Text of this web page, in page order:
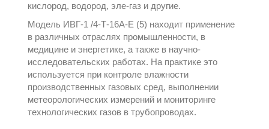
кислород, водород, эле-газ и другие.
Модель ИВГ-1 /4-Т-16А-Е (5) находит применение
в различных отраслях промышленности, в
медицине и энергетике, а также в научно-
исследовательских работах. На практике это
используется при контроле влажности
производственных газовых сред, выполнении
метеорологических измерений и мониторинге
технологических газов в трубопроводах.